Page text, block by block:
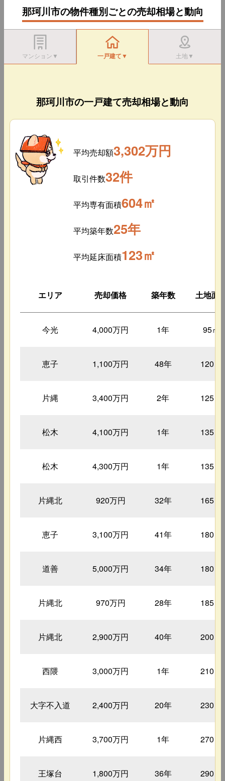
那珂川市の物件種別ごとの売却相場と動向
マンション▼ 一戸建て▼ 土地▼
那珂川市の一戸建て売却相場と動向
平均売却額3,302万円
取引件数32件
平均専有面積604㎡
平均築年数25年
平均延床面積123㎡
エリア 売却価格 築年数 土地面
今光 4,000万円 1年 95㎡
恵子 1,100万円 48年 120㎡
片縄 3,400万円 2年 125㎡
松木 4,100万円 1年 135㎡
松木 4,300万円 1年 135㎡
片縄北 920万円 32年 165㎡
恵子 3,100万円 41年 180㎡
道善 5,000万円 34年 180㎡
片縄北 970万円 28年 185㎡
片縄北 2,900万円 40年 200㎡
西隈 3,000万円 1年 210㎡
大字不入道 2,400万円 20年 230㎡
片縄西 3,700万円 1年 270㎡
王塚台 1,800万円 36年 290㎡